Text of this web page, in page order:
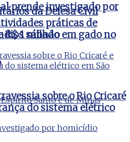
prende investigado por
R$ 1 milhão em gado no
da Defesa Civil
práticas de
sábado
sobre o Rio Cricaré
do sistema elétrico